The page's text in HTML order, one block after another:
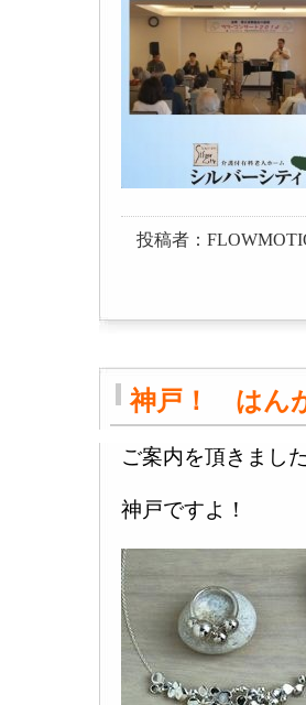
投稿者：
神戸！ はん
ご案内を頂きまし
神戸ですよ！